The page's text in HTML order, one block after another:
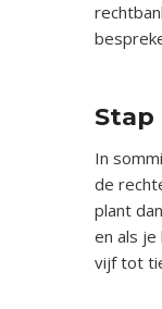
Stap
In
de
plant
en als
vijf tot